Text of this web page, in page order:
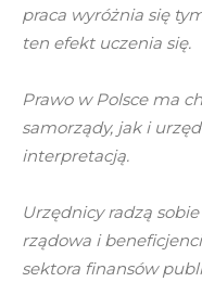
praca wyróżnia się
ten efekt uczenia się.
Prawo w Polsce ma
samorządy, jak i
interpretacją.
Urzędnicy radzą
rządowa i
sektora finansów